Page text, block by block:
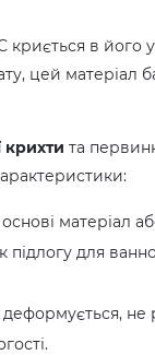
криється в його
цей матеріал
крихти та
матеріал
для
не